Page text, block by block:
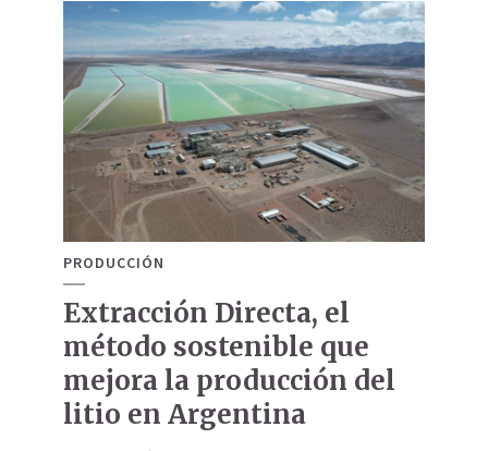
PRODUCCIÓN
Extracción Directa, el
método sostenible que
mejora la producción del
litio en Argentina